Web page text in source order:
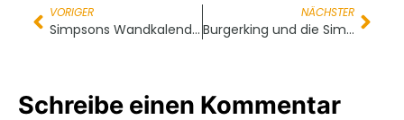
VORIGER
Simpsons Wandkalender 2013
NÄCHSTER
Burgerking und die Simpsons
Schreibe einen Kommentar